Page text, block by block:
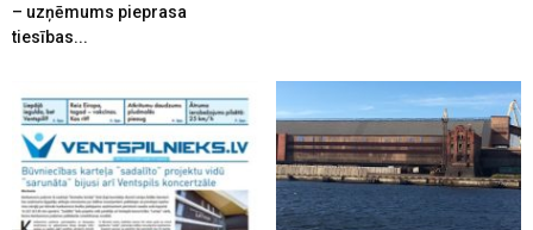
– uzņēmums pieprasa
tiesības...